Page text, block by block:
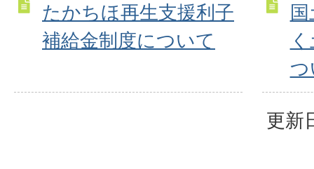
たかちほ再生支援利子
補給金制度について
更新